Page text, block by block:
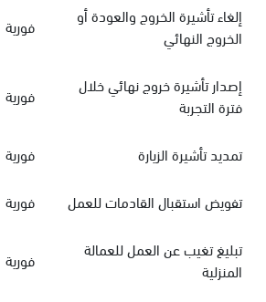
إلغاء تأشيرة الخروج والعودة أو
الخروج النهائي
فورية
إصدار تأشيرة خروج نهائي خلال
فترة التجربة
فورية
تمديد تأشيرة الزيارة
فورية
تفويض استقبال القادمات للعمل
فورية
تبليغ تغيب عن العمل للعمالة
المنزلية
فورية